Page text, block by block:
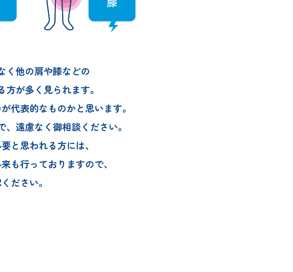
く他の肩や膝などの
方が多く見られます。
代表的なものかと思います。
、遠慮なく御相談ください。
と思われる方には、
も行っておりますので、
ださい。